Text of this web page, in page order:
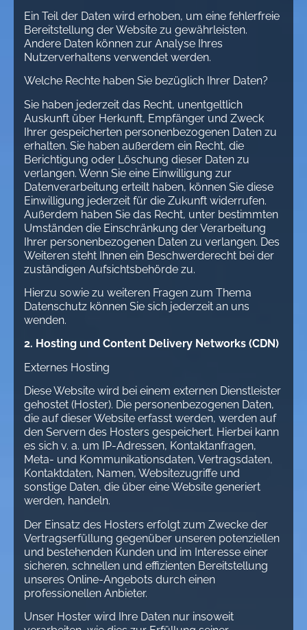
Ein Teil der Daten wird erhoben, um eine fehlerfreie
Bereitstellung der Website zu gewährleisten.
Andere Daten können zur Analyse Ihres
Nutzerverhaltens verwendet werden.
Welche Rechte haben Sie bezüglich Ihrer Daten?
Sie haben jederzeit das Recht, unentgeltlich
Auskunft über Herkunft, Empfänger und Zweck
Ihrer gespeicherten personenbezogenen Daten zu
erhalten. Sie haben außerdem ein Recht, die
Berichtigung oder Löschung dieser Daten zu
verlangen. Wenn Sie eine Einwilligung zur
Datenverarbeitung erteilt haben, können Sie diese
Einwilligung jederzeit für die Zukunft widerrufen.
Außerdem haben Sie das Recht, unter bestimmten
Umständen die Einschränkung der Verarbeitung
Ihrer personenbezogenen Daten zu verlangen. Des
Weiteren steht Ihnen ein Beschwerderecht bei der
zuständigen Aufsichtsbehörde zu.
Hierzu sowie zu weiteren Fragen zum Thema
Datenschutz können Sie sich jederzeit an uns
wenden.
2. Hosting und Content Delivery Networks (CDN)
Externes Hosting
Diese Website wird bei einem externen Dienstleister
gehostet (Hoster). Die personenbezogenen Daten,
die auf dieser Website erfasst werden, werden auf
den Servern des Hosters gespeichert. Hierbei kann
es sich v. a. um IP-Adressen, Kontaktanfragen,
Meta- und Kommunikationsdaten, Vertragsdaten,
Kontaktdaten, Namen, Websitezugriffe und
sonstige Daten, die über eine Website generiert
werden, handeln.
Der Einsatz des Hosters erfolgt zum Zwecke der
Vertragserfüllung gegenüber unseren potenziellen
und bestehenden Kunden und im Interesse einer
sicheren, schnellen und effizienten Bereitstellung
unseres Online-Angebots durch einen
professionellen Anbieter.
Unser Hoster wird Ihre Daten nur insoweit